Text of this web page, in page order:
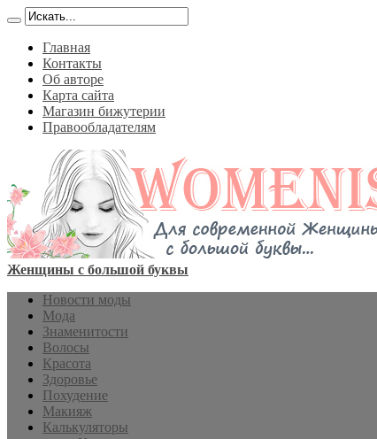
Главная
Контакты
Об авторе
Карта сайта
Магазин бижутерии
Правообладателям
Женщины с большой буквы
Новости моды
Мода
Знаменитости
Волосы
Красота
Здоровье
Похудение
Макияж
Калькуляторы